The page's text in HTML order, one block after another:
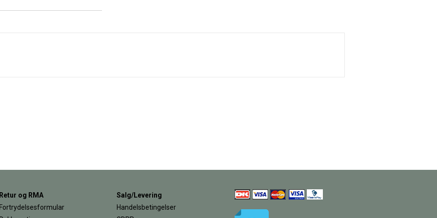
Retur og RMA
Fortrydelsesformular
Salg/Levering
Handelsbetingelser